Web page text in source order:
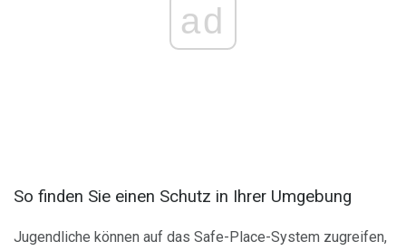
ad
So finden Sie einen Schutz in Ihrer Umgebung
Jugendliche können auf das Safe-Place-System zugreifen,